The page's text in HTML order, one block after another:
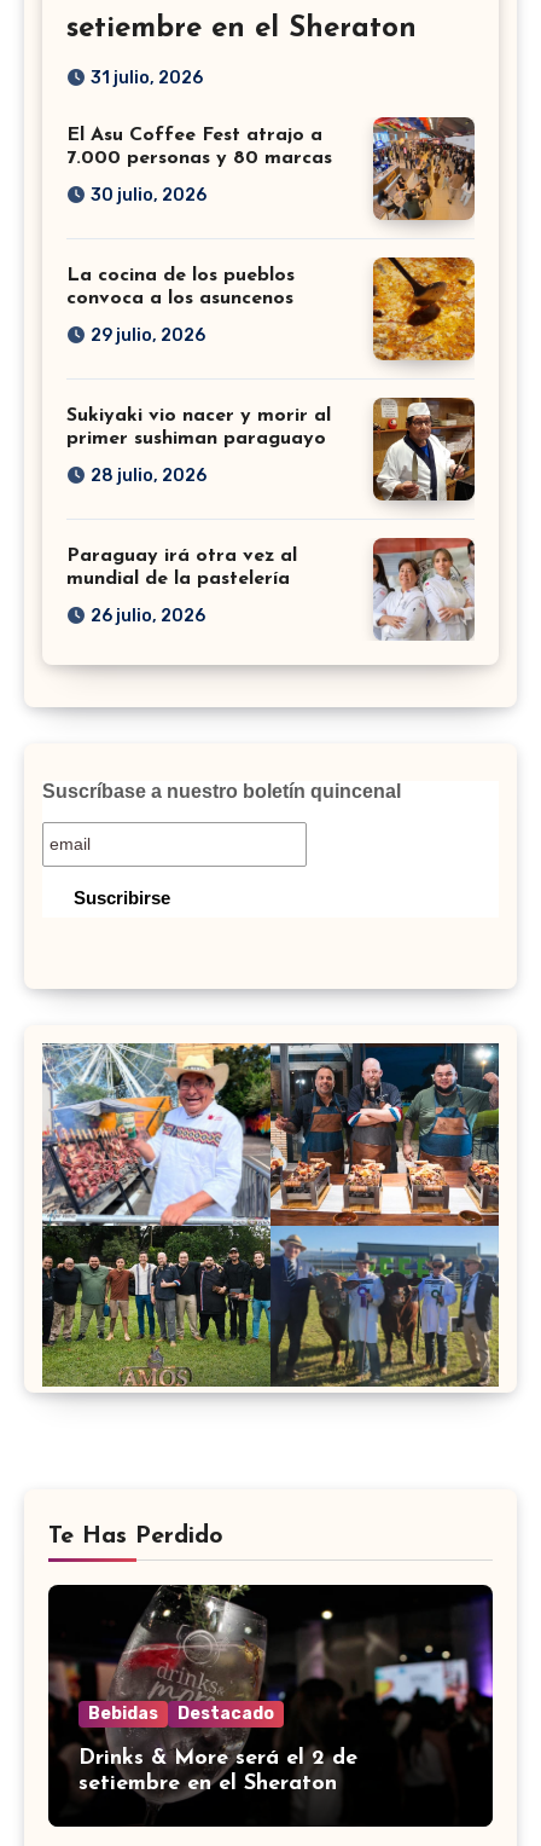
setiembre en el Sheraton
31 julio, 2026
El Asu Coffee Fest atrajo a
7.000 personas y 80 marcas
30 julio, 2026
La cocina de los pueblos
convoca a los asuncenos
29 julio, 2026
Sukiyaki vio nacer y morir al
primer sushiman paraguayo
28 julio, 2026
Paraguay irá otra vez al
mundial de la pastelería
26 julio, 2026
Suscríbase a nuestro boletín quincenal
Te Has Perdido
Bebidas Destacado
Drinks & More será el 2 de
setiembre en el Sheraton